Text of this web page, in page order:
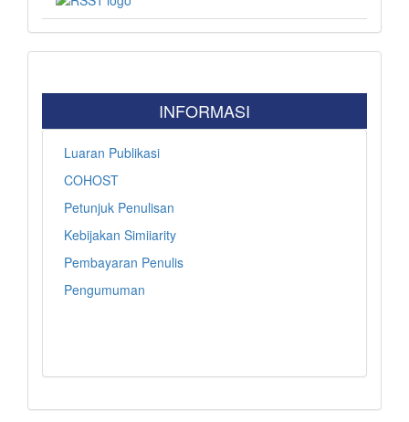
INFORMASI
Luaran Publikasi
COHOST
Petunjuk Penulisan
Kebijakan Simiiarity
Pembayaran Penulis
Pengumuman